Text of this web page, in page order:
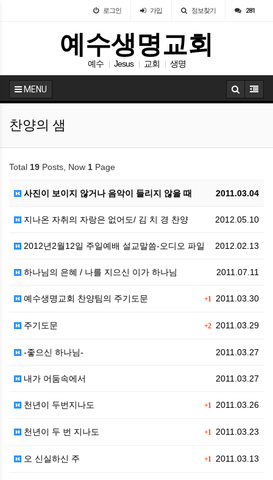
로그인 가입 정보찾기 281
예수생명교회
예수 Jesus 교회 생명
MENU
찬양의 샘
Total 19 Posts, Now 1 Page
2011.03.04
사진이 보이지 않거나 음악이 들리지 않을 때
2012.05.10
지나온 자취의 자랑은 없어도/ 김 치 경 찬양
2012.02.13
2012년2월12일 주일예배 설교말씀-오디오 파일
2011.07.11
하나님의 은혜 / 나를 지으신 이가 하나님
+1 2011.03.30
예수생명교회 찬양팀의 주기도문
+22011.03.29
주기도문
2011.03.27
-좋으신 하나님-
2011.03.27
내가 어둠속에서
+1 2011.03.26
천년이 두번지나도
+1 2011.03.23
천년이 두 번 지나도
+1 2011.03.13
오 신실하신 주